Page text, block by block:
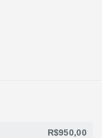
R$950,00